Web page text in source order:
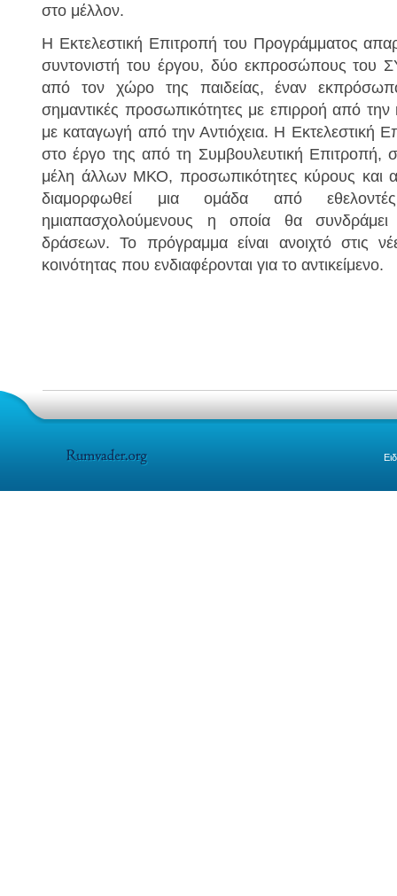
στο μέλλον.
Η Εκτελεστική Επιτροπή του Προγράμματος
συντονιστή του έργου, δύο εκπροσώπους του
από τον χώρο της παιδείας, έναν
σημαντικές προσωπικότητες με επιρροή από την
με καταγωγή από την Αντιόχεια. Η Εκτελεστική
στο έργο της από τη Συμβουλευτική Επιτροπή,
μέλη άλλων ΜΚΟ, προσωπικότητες κύρους και
διαμορφωθεί μια ομάδα από
ημιαπασχολούμενους η οποία θα
δράσεων. Το πρόγραμμα είναι ανοιχτό στις
κοινότητας που ενδιαφέρονται για το αντικείμενο.